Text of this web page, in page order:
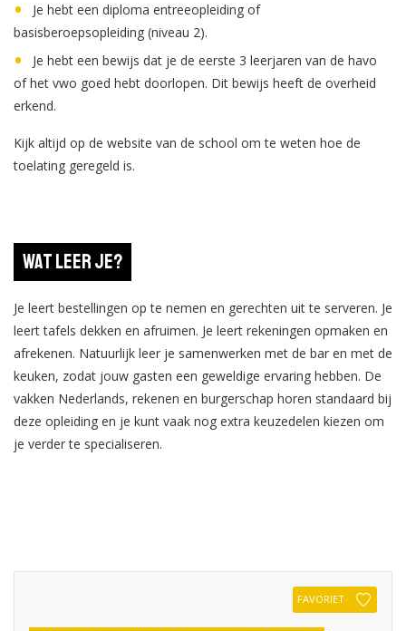
Je hebt een diploma entreeopleiding of
basisberoepsopleiding (niveau 2).
Je hebt een bewijs dat je de eerste 3 leerjaren van de havo
of het vwo goed hebt doorlopen. Dit bewijs heeft de overheid
erkend.
Kijk altijd op de website van de school om te weten hoe de
toelating geregeld is.
Wat leer je?
Je leert bestellingen op te nemen en gerechten uit te serveren. Je
leert tafels dekken en afruimen. Je leert rekeningen opmaken en
afrekenen. Natuurlijk leer je samenwerken met de bar en met de
keuken, zodat jouw gasten een geweldige ervaring hebben. De
vakken Nederlands, rekenen en burgerschap horen standaard bij
deze opleiding en je kunt vaak nog extra keuzedelen kiezen om
je verder te specialiseren.
FAVORIET